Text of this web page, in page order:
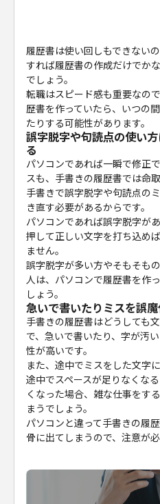
履歴書は使い回しもできない
すれば履歴書の作成だけでか
でしょう。
転職はスピード感も重要なの
歴書を作っていたら、いつの
たりする可能性があります。
誤字脱字や句読点の使い
る
パソコンであれば一瞬で修正
スも、手書きの履歴書では命
手書きで誤字脱字や句読点の
き直す必要があるからです。
パソコンであれば誤字脱字が
押して正しい文字を打ち込め
ません。
誤字脱字が多い方やそもそも
人は、パソコンで履歴書を作
しょう。
急いで書いたりミスを誤
手書きの履歴書はどうしても
で、急いで書いたり、字が汚
性が高いです。
また、途中でミスをした文字
途中でスペースが足りなくな
くなった場合、雑な仕事をす
まうでしょう。
パソコンと違って手書きの履
骨に出てしまうので、注意が必